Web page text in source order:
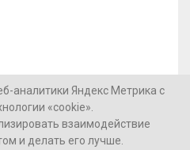
аналитики Яндекс Метрика с
«cookie».
взаимодействие
и делать его лучше.